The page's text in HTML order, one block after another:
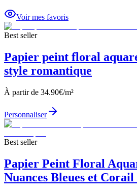
Voir mes favoris
Best seller
Papier peint floral
style romantique
À partir de 34.90€/m²
Personnaliser
Best seller
Papier Peint Floral
Nuances Bleues et